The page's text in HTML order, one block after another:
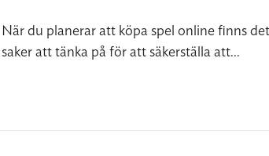
När du planerar att köpa spel online finns
saker att tänka på för att säkerställa att...